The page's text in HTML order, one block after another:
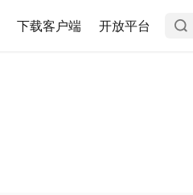
下载客户端 开放平台